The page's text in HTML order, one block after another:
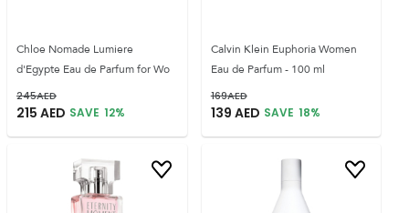
Chloe Nomade Lumiere
d'Egypte Eau de Parfum for Wo
245AED
215 AED SAVE 12%
Calvin Klein Euphoria Women
Eau de Parfum - 100 ml
169AED
139 AED SAVE 18%